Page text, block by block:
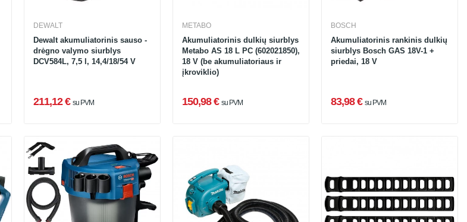
DEWALT
Dewalt akumuliatorinis sauso -
drėgno valymo siurblys
DCV584L, 7,5 l, 14,4/18/54 V
211,12 € su PVM
METABO
Akumuliatorinis dulkių siurblys
Metabo AS 18 L PC (602021850),
18 V (be akumuliatoriaus ir
įkroviklio)
150,98 € su PVM
BOSCH
Akumuliatorinis rankinis dulkių
siurblys Bosch GAS 18V-1 +
priedai, 18 V
83,98 € su PVM